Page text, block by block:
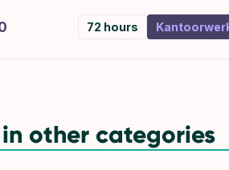
administratie. Mochten er...
72 hours
in other categories